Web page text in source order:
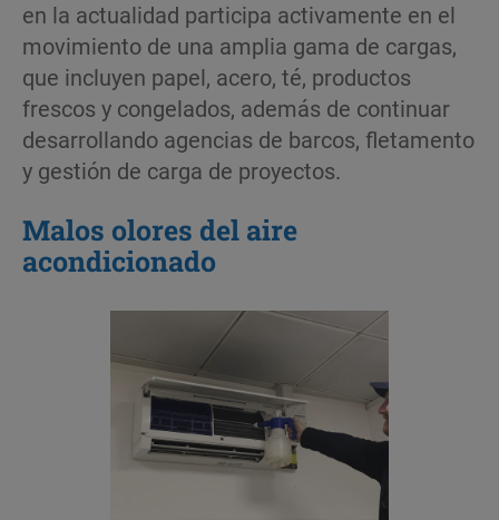
en la actualidad participa activamente en el
movimiento de una amplia gama de cargas,
que incluyen papel, acero, té, productos
frescos y congelados, además de continuar
desarrollando agencias de barcos, fletamento
y gestión de carga de proyectos.
Malos olores del aire
acondicionado